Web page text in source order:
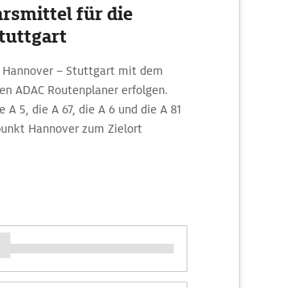
für die
– Stuttgart mit dem
ADAC Routenplaner erfolgen.
5, die A 67, die A 6 und die A 81
Hannover zum Zielort